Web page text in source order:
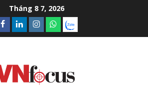
Tháng 8 7, 2026
Facebook
LinkedinInstagram
What’sapp
Zalo